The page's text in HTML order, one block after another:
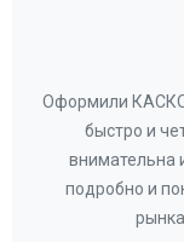
Оформили КАСКО
быстро и
внимательна
подробно и